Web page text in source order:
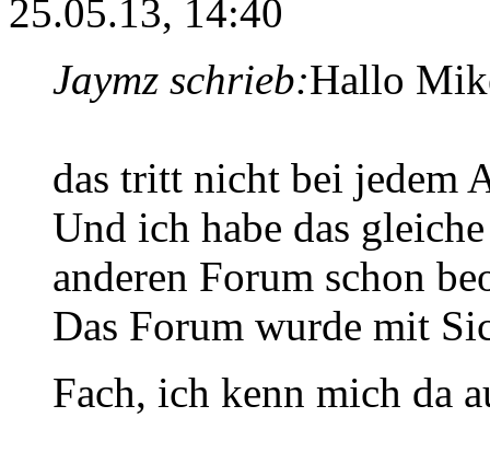
25.05.13, 14:40
Jaymz schrieb:Hallo
das tritt nicht bei jedem
Und ich habe das
anderen Forum schon
Das Forum wurde mit
Fach, ich kenn mich da